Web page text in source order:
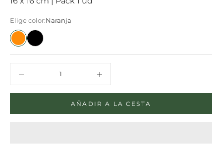
Elige color:Naranja
NaranjaNegro
AÑADIR A LA CESTA